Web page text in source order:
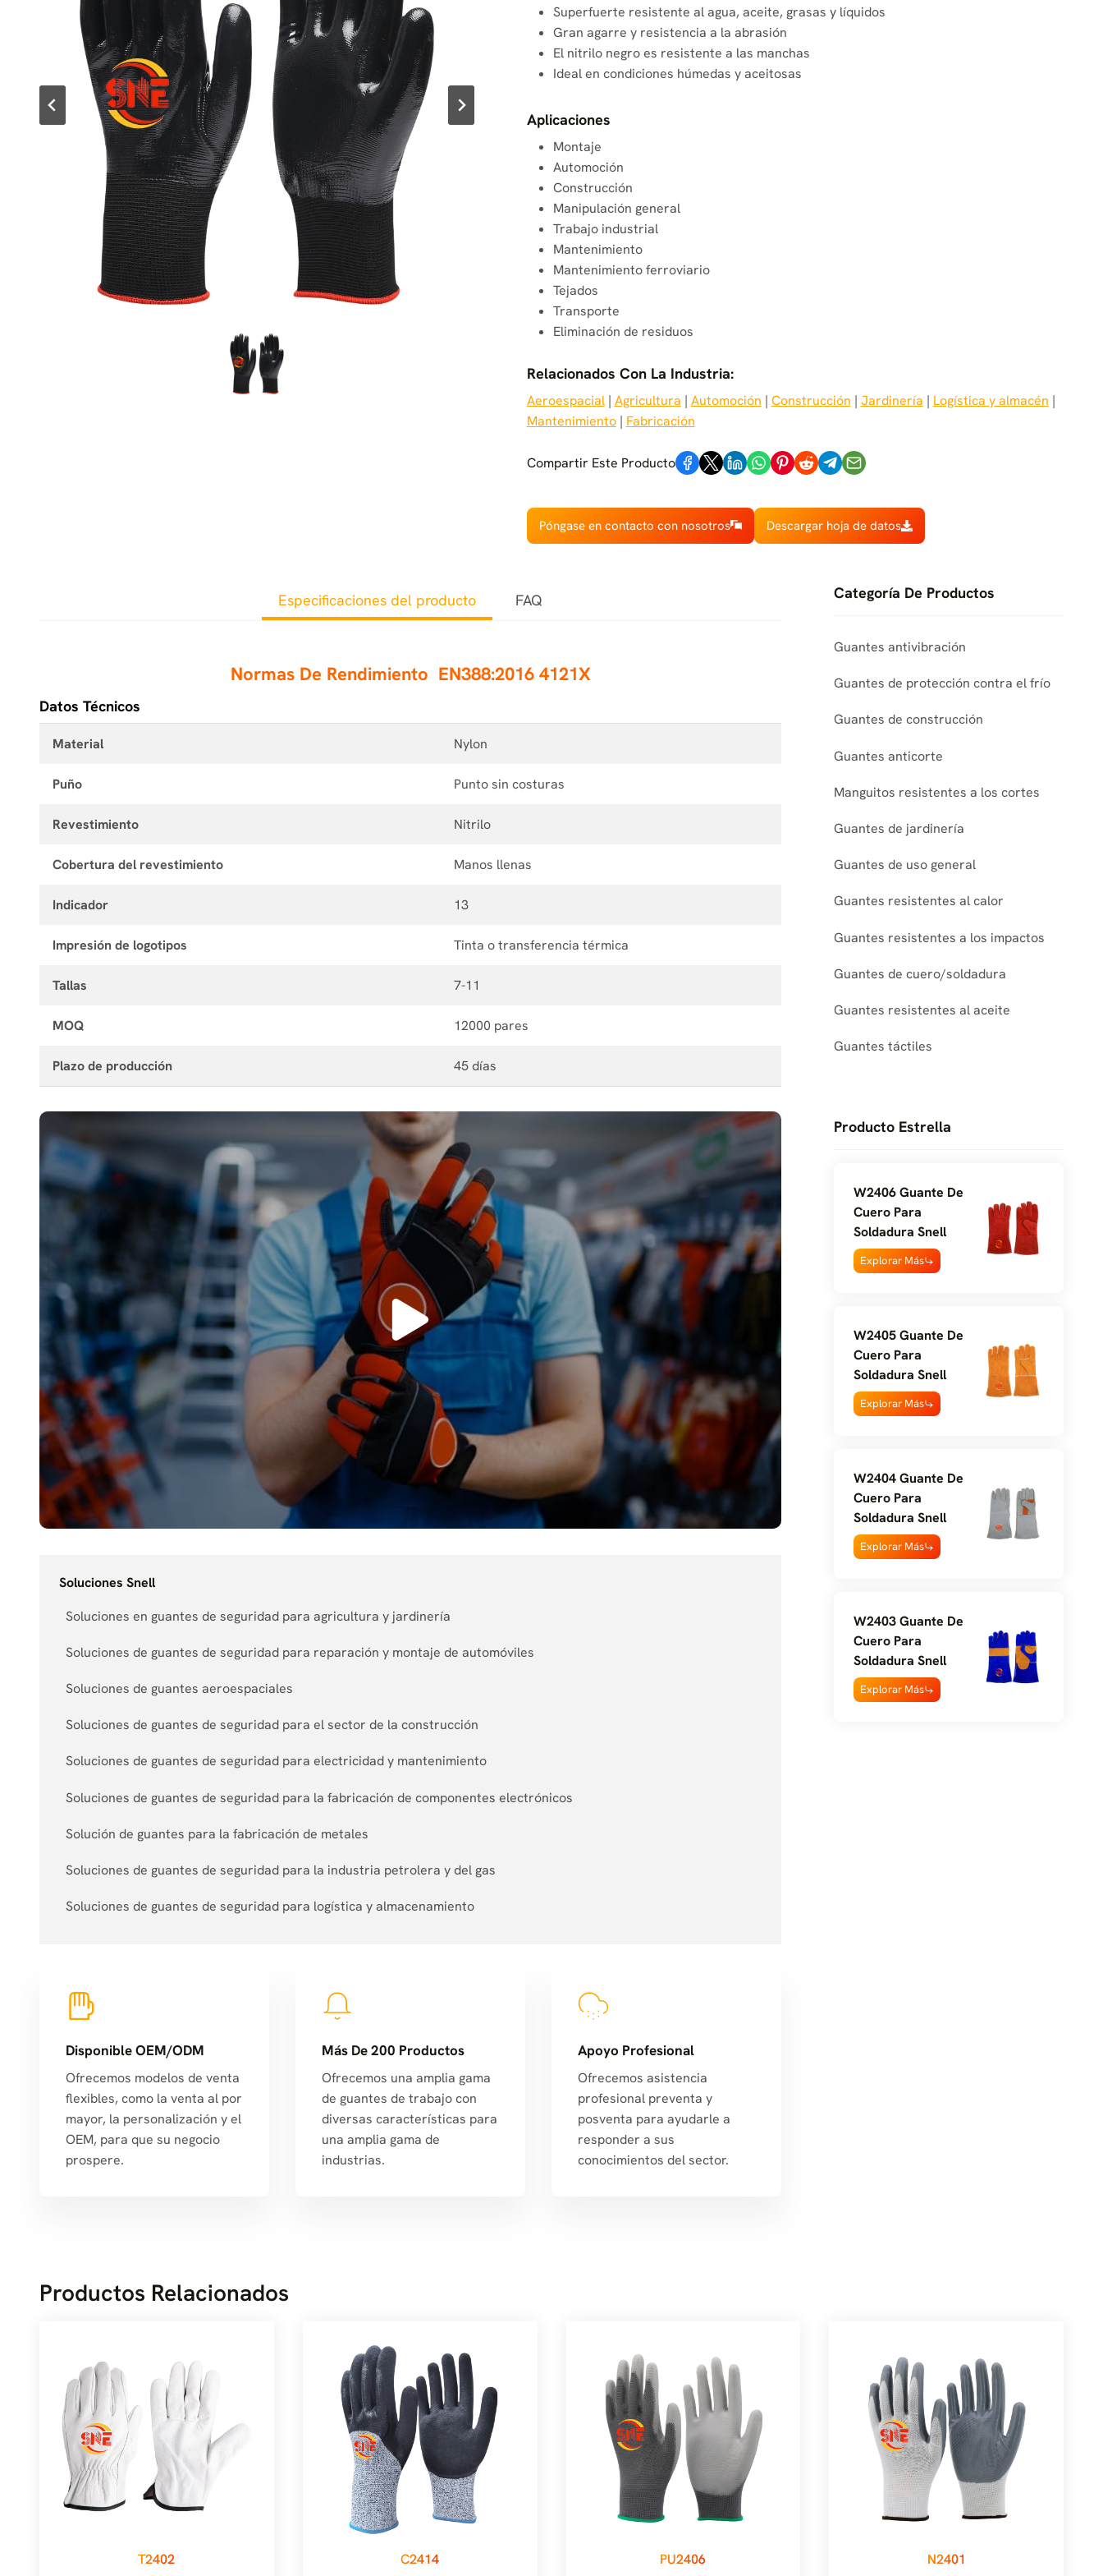
Superfuerte resistente al agua, aceite, grasas y líquidos
Gran agarre y resistencia a la abrasión
El nitrilo negro es resistente a las manchas
Ideal en condiciones húmedas y aceitosas
Aplicaciones
Montaje
Automoción
Construcción
Manipulación general
Trabajo industrial
Mantenimiento
Mantenimiento ferroviario
Tejados
Transporte
Eliminación de residuos
Relacionados Con La Industria:
Aeroespacial | Agricultura | Automoción | Construcción | Jardinería | Logística y almacén
Mantenimiento | Fabricación
Compartir Este Producto
Póngase en contacto con nosotros Descargar hoja de datos
Especificaciones del producto FAQ
Normas De Rendimiento EN388:2016 4121X
Datos Técnicos
Material Nylon
Puño Punto sin costuras
Revestimiento Nitrilo
Cobertura del revestimiento Manos llenas
Indicador 13
Impresión de logotipos Tinta o transferencia térmica
Tallas 7-11
MOQ 12000 pares
Plazo de producción 45 días
Soluciones Snell
Soluciones en guantes de seguridad para agricultura y jardinería
Soluciones de guantes de seguridad para reparación y montaje de automóviles
Soluciones de guantes aeroespaciales
Soluciones de guantes de seguridad para el sector de la construcción
Soluciones de guantes de seguridad para electricidad y mantenimiento
Soluciones de guantes de seguridad para la fabricación de componentes electrónicos
Solución de guantes para la fabricación de metales
Soluciones de guantes de seguridad para la industria petrolera y del gas
Soluciones de guantes de seguridad para logística y almacenamiento
Disponible OEM/ODM
Ofrecemos modelos de venta
flexibles, como la venta al por
mayor, la personalización y el
OEM, para que su negocio
prospere.
Más De 200 Productos
Ofrecemos una amplia gama
de guantes de trabajo con
diversas características para
una amplia gama de
industrias.
Apoyo Profesional
Ofrecemos asistencia
profesional preventa y
posventa para ayudarle a
responder a sus
conocimientos del sector.
Categoría De Productos
Guantes antivibración
Guantes de protección contra el frío
Guantes de construcción
Guantes anticorte
Manguitos resistentes a los cortes
Guantes de jardinería
Guantes de uso general
Guantes resistentes al calor
Guantes resistentes a los impactos
Guantes de cuero/soldadura
Guantes resistentes al aceite
Guantes táctiles
Producto Estrella
W2406 Guante De
Cuero Para
Soldadura Snell
Explorar Más
W2405 Guante De
Cuero Para
Soldadura Snell
Explorar Más
W2404 Guante De
Cuero Para
Soldadura Snell
Explorar Más
W2403 Guante De
Cuero Para
Soldadura Snell
Explorar Más
Productos Relacionados
T2402 C2414 PU2406 N2401